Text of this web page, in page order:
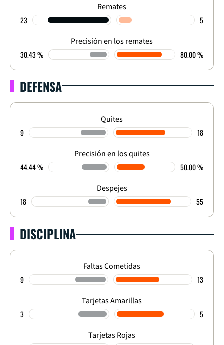
Remates
23 5
Precisión en los remates
30.43 % 80.00 %
DEFENSA
Quites
9 18
Precisión en los quites
44.44 % 50.00 %
Despejes
18 55
DISCIPLINA
Faltas Cometidas
9 13
Tarjetas Amarillas
3 5
Tarjetas Rojas